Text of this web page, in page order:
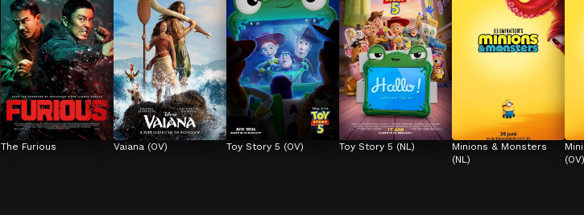
The Furious Vaiana (OV) Toy Story 5 (OV) Toy Story 5 (NL)
Minions & Monsters
(NL)
(OV)